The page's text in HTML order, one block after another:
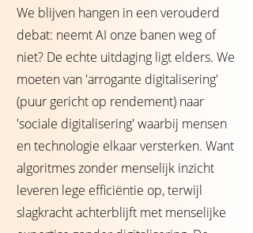
We blijven hangen in een verouderd
debat: neemt AI onze banen weg of
niet? De echte uitdaging ligt elders. We
moeten van 'arrogante digitalisering'
(puur gericht op rendement) naar
'sociale digitalisering' waarbij mensen
en technologie elkaar versterken. Want
algoritmes zonder menselijk inzicht
leveren lege efficiëntie op, terwijl
slagkracht achterblijft met menselijke